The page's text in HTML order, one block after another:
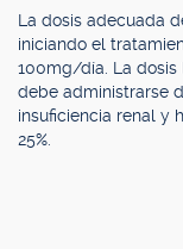
La dosis adecuada
iniciando el
100mg/día. La
debe administrarse
insuficiencia renal y
25%.